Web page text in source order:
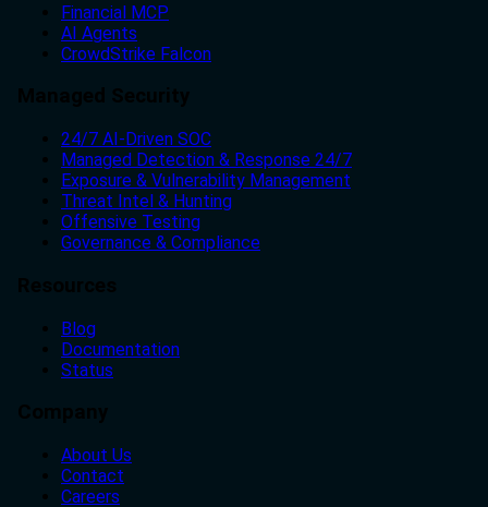
Financial MCP
AI Agents
CrowdStrike Falcon
24/7 AI-Driven SOC
Managed Detection & Response 24/7
Exposure & Vulnerability Management
Threat Intel & Hunting
Offensive Testing
Governance & Compliance
Blog
Documentation
Status
About Us
Contact
Careers